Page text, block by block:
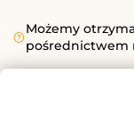
Możemy
pośrednictwem